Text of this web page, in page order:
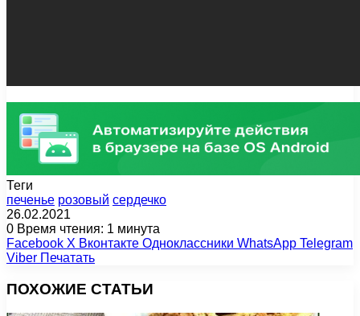
Теги
печенье розовый сердечко
26.02.2021
0 Время чтения: 1 минута
Facebook X Вконтакте Одноклассники WhatsApp Telegram
Viber Печатать
ПОХОЖИЕ СТАТЬИ